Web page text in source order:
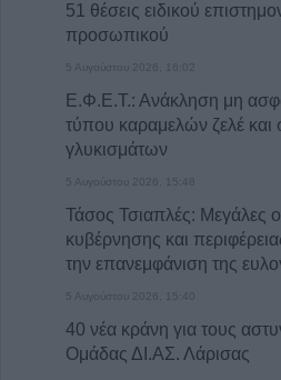
51 θέσεις ειδικού
προσωπικού
5 Αυγούστου 2026, 16:02
Ε.Φ.Ε.Τ.: Ανάκληση μη
τύπου καραμελών ζελέ
γλυκισμάτων
5 Αυγούστου 2026, 15:48
Τάσος Τσιαπλές: Μεγάλες
κυβέρνησης και
την επανεμφάνιση της
5 Αυγούστου 2026, 15:40
40 νέα κράνη για τους
Ομάδας ΔΙ.ΑΣ. Λάρισας